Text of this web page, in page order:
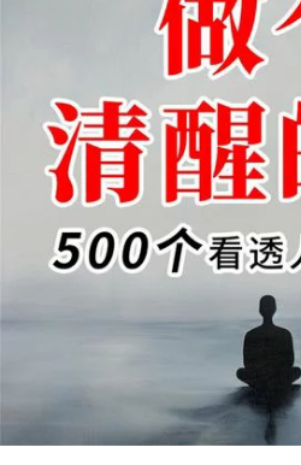
3C家電
女裝 男裝
日本購物 電子/紙本書
HOT